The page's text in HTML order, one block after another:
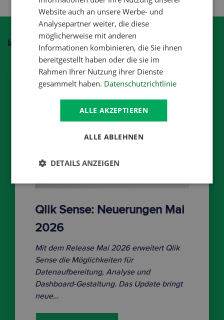
Interessant? Hier geht's weiter!
Qlik Sense: Neuerungen Mai
2026
Mit dem Release Mai 2026 erweitert Qlik
Sense die Möglichkeiten für
Datenaufbereitung, Analyse und
Dashboard-Gestaltung. Das Update bringt
neue…
Website auch an unsere Werbe- und
Analysepartner weiter, die diese
möglicherweise mit anderen
Informationen kombinieren, die Sie ihnen
bereitgestellt haben oder die sie im
Rahmen Ihrer Nutzung ihrer Dienste
gesammelt haben. Datenschutzrichtlinie
ALLE AKZEPTIEREN
ALLE ABLEHNEN
DETAILS ANZEIGEN